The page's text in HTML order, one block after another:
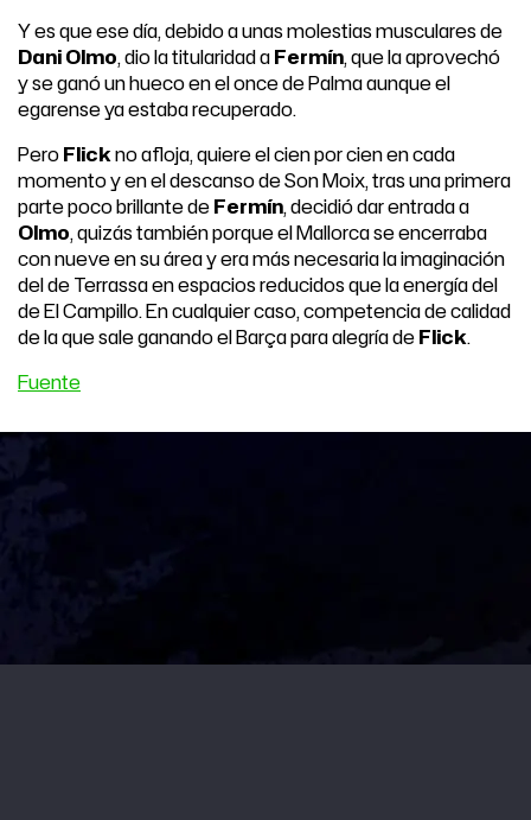
Y es que ese día, debido a unas molestias musculares de
Dani Olmo, dio la titularidad aFermín, que la aprovechó
y se ganó un hueco en el once de Palma aunque el
egarense ya estaba recuperado.
PeroFlickno afloja, quiere el cien por cien en cada
momento y en el descanso de Son Moix, tras una primera
parte poco brillante deFermín, decidió dar entrada a
Olmo, quizás también porque el Mallorca se encerraba
con nueve en su área y era más necesaria la imaginación
del de Terrassa en espacios reducidos que la energía del
de El Campillo. En cualquier caso, competencia de calidad
de la que sale ganando el Barça para alegría deFlick.
Fuente